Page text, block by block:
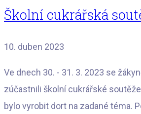
Školní cukrářská
10. duben 2023
Ve dnech 30. - 31. 3. 2023 se
zúčastnili školní cukrářské
bylo vyrobit dort na zadané téma.